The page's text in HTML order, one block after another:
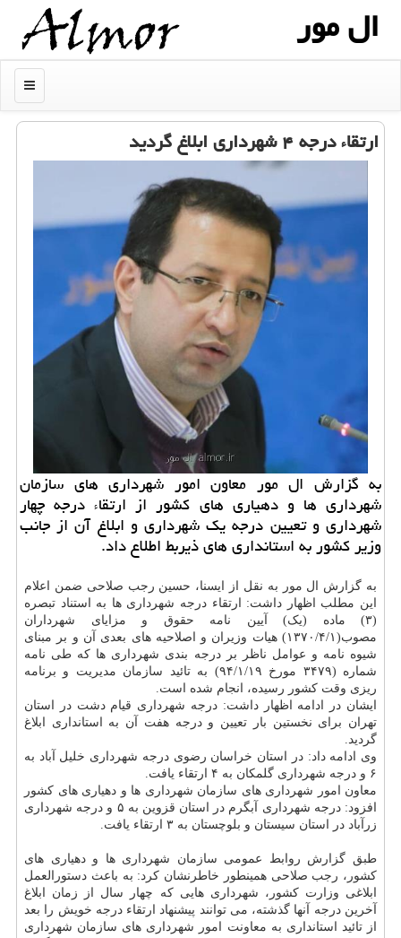
ال مور
منو
ارتقاء درجه ۴ شهرداری ابلاغ گردید
به گزارش ال مور معاون امور شهرداری های سازمان
شهرداری ها و دهیاری های كشور از ارتقاء درجه چهار
شهرداری و تعیین درجه یك شهرداری و ابلاغ آن از جانب
وزیر كشور به استانداری های ذیربط اطلاع داد.
به گزارش ال مور به نقل از ایسنا، حسین رجب صلاحی ضمن اعلام
این مطلب اظهار داشت: ارتقاء درجه شهرداری ها به استناد تبصره
(۳) ماده (یک) آیین نامه حقوق و مزایای شهرداران
مصوب(۱۳۷۰/۴/۱) هیات وزیران و اصلاحیه های بعدی آن و بر مبنای
شیوه نامه و عوامل ناظر بر درجه بندی شهرداری ها که طی نامه
شماره (۳۴۷۹ مورخ ۹۴/۱/۱۹) به تائید سازمان مدیریت و برنامه
ریزی وقت کشور رسیده، انجام شده است.
ایشان در ادامه اظهار داشت: درجه شهرداری قیام دشت در استان
تهران برای نخستین بار تعیین و درجه هفت آن به استانداری ابلاغ
گردید.
وی ادامه داد: در استان خراسان رضوی درجه شهرداری خلیل آباد به
۶ و درجه شهرداری گلمکان به ۴ ارتقاء یافت.
معاون امور شهرداری های سازمان شهرداری ها و دهیاری های کشور
افزود: درجه شهرداری آبگرم در استان قزوین به ۵ و درجه شهرداری
زرآباد در استان سیستان و بلوچستان به ۳ ارتقاء یافت.
طبق گزارش روابط عمومی سازمان شهرداری ها و دهیاری های
کشور، رجب صلاحی همینطور خاطرنشان کرد: به باعث دستورالعمل
ابلاغی وزارت کشور، شهرداری هایی که چهار سال از زمان ابلاغ
آخرین درجه آنها گذشته، می توانند پیشنهاد ارتقاء درجه خویش را بعد
از تائید استانداری به معاونت امور شهرداری های سازمان شهرداری